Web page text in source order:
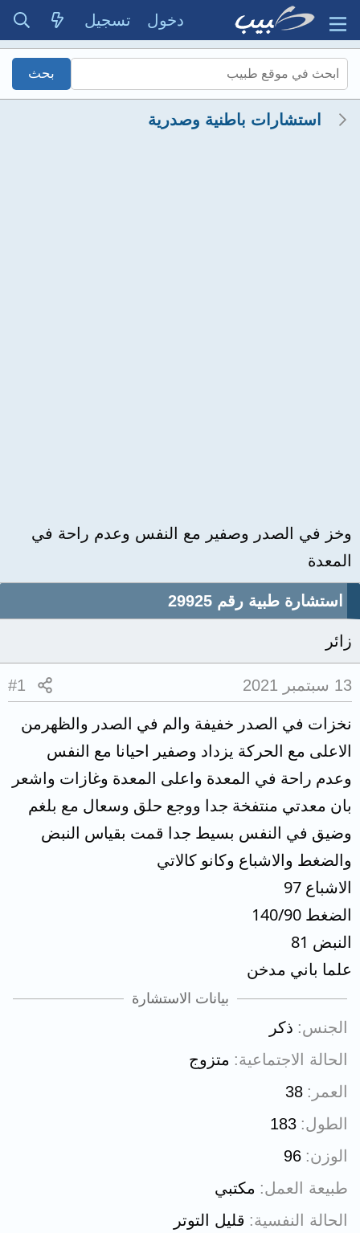
دخول تسجيل
استشارات باطنية وصدرية
وخز في الصدر وصفير مع النفس وعدم راحة في
المعدة
استشارة طبية رقم 29925
زائر
13 سبتمبر 2021 #1
نخزات في الصدر خفيفة والم في الصدر والظهرمن
الاعلى مع الحركة يزداد وصفير احيانا مع النفس
وعدم راحة في المعدة واعلى المعدة وغازات واشعر
بان معدتي منتفخة جدا ووجع حلق وسعال مع بلغم
وضيق في النفس بسيط جدا قمت بقياس النبض
والضغط والاشباع وكانو كالاتي
الاشباع 97
الضغط 140/90
النبض 81
علما باني مدخن
بيانات الاستشارة
الجنس ذكر
الحالة الاجتماعية
متزوج
العمر
38
الطول 183
الوزن 96
طبيعة العمل
مكتبي
الحالة النفسية
قليل التوتر